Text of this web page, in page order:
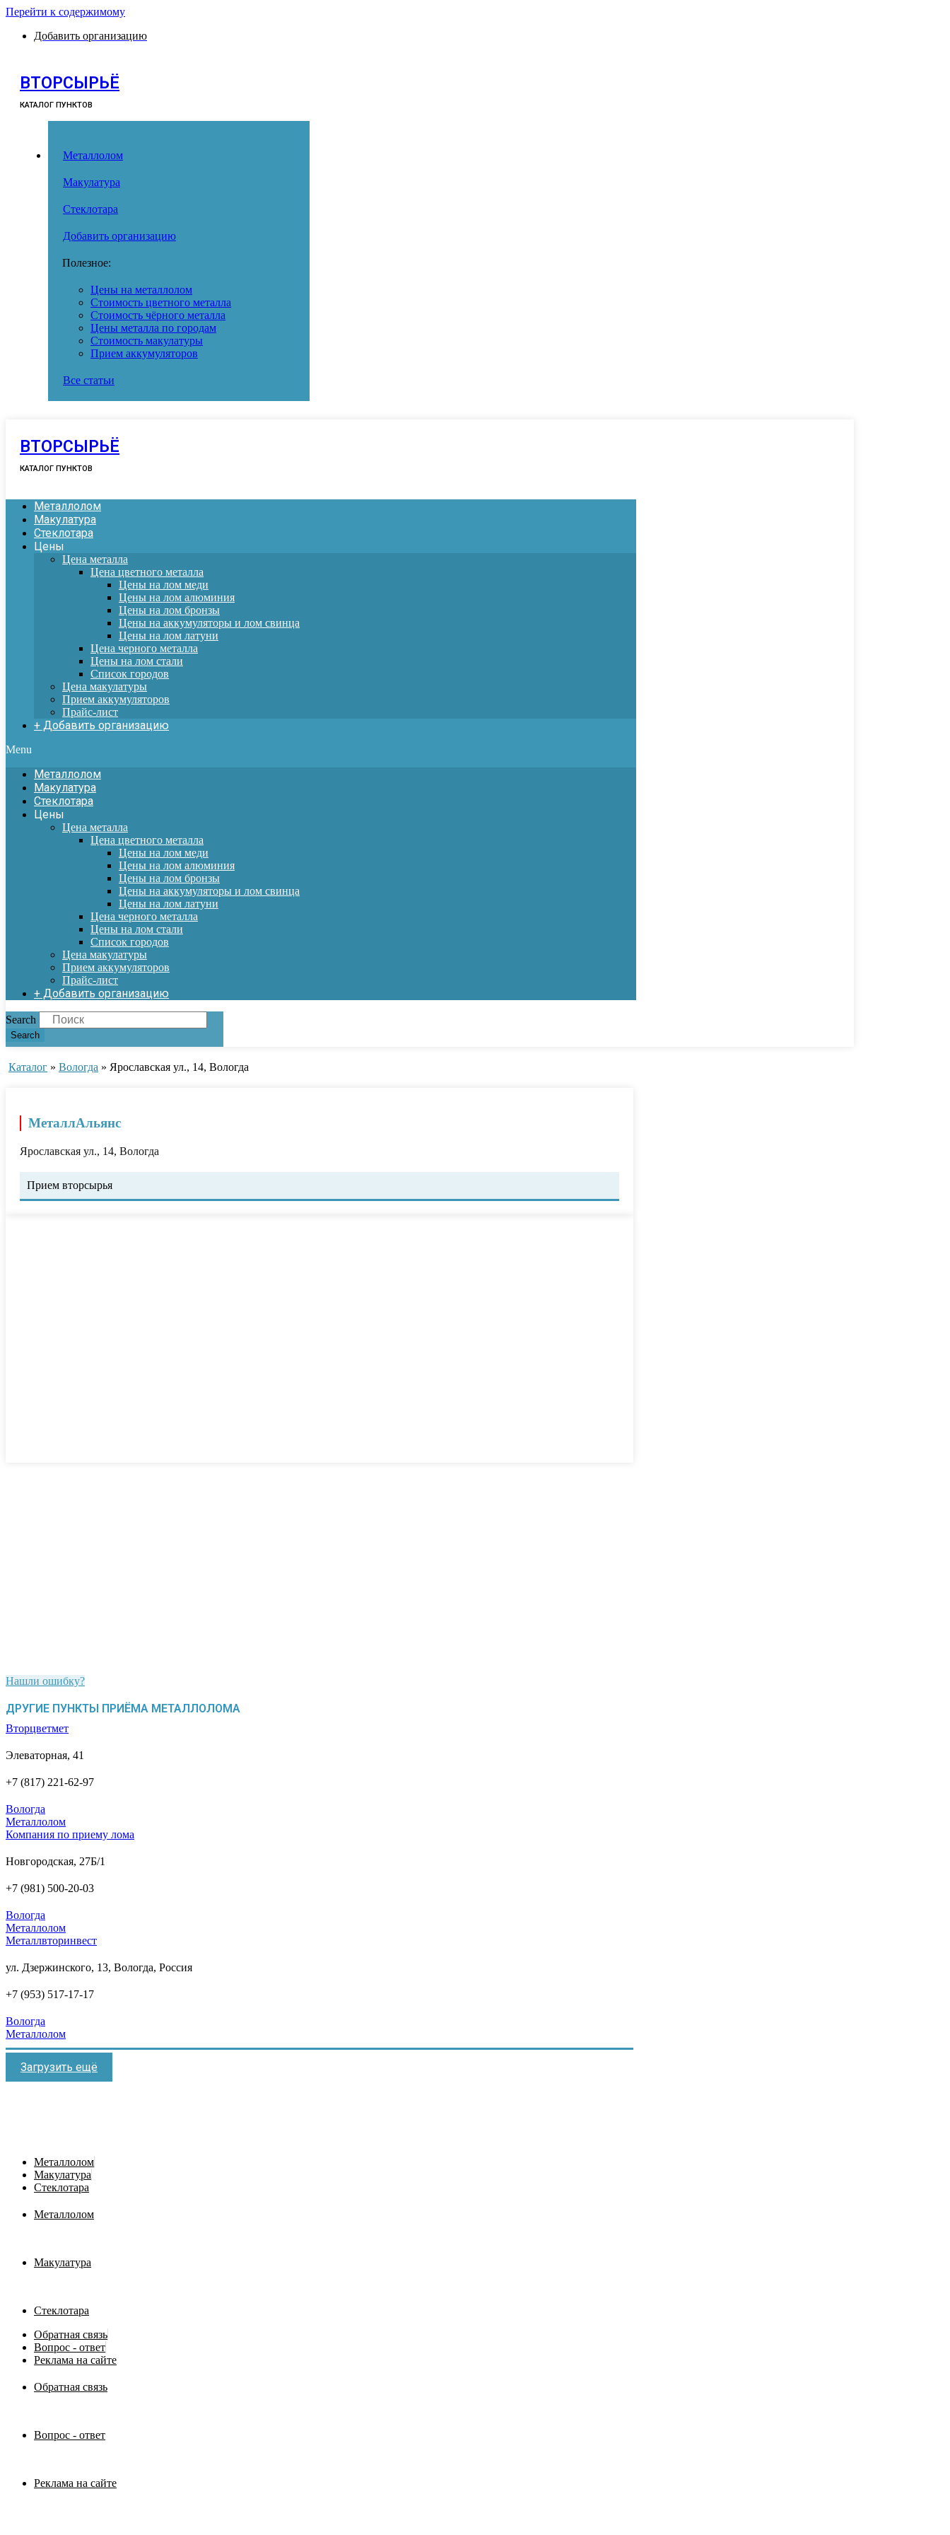
Перейти к содержимому
Добавить организацию
ВТОРСЫРЬЁ
КАТАЛОГ ПУНКТОВ
Металлолом
Макулатура
Стеклотара
Добавить организацию
Полезное:
Цены на металлолом
Стоимость цветного металла
Стоимость чёрного металла
Цены металла по городам
Стоимость макулатуры
Прием аккумуляторов
Все статьи
ВТОРСЫРЬЁ
КАТАЛОГ ПУНКТОВ
Металлолом
Макулатура
Стеклотара
Цены
Цена металла
Цена цветного металла
Цены на лом меди
Цены на лом алюминия
Цены на лом бронзы
Цены на аккумуляторы и лом свинца
Цены на лом латуни
Цена черного металла
Цены на лом стали
Список городов
Цена макулатуры
Прием аккумуляторов
Прайс-лист
+ Добавить организацию
Menu
Металлолом
Макулатура
Стеклотара
Цены
Цена металла
Цена цветного металла
Цены на лом меди
Цены на лом алюминия
Цены на лом бронзы
Цены на аккумуляторы и лом свинца
Цены на лом латуни
Цена черного металла
Цены на лом стали
Список городов
Цена макулатуры
Прием аккумуляторов
Прайс-лист
+ Добавить организацию
Search
Search
Каталог » Вологда » Ярославская ул., 14, Вологда
МеталлАльянс
Ярославская ул., 14, Вологда
Прием вторсырья
Нашли ошибку?
ДРУГИЕ ПУНКТЫ ПРИЁМА МЕТАЛЛОЛОМА
Вторцветмет
Элеваторная, 41
+7 (817) 221-62-97
Вологда
Металлолом
Компания по приему лома
Новгородская, 27Б/1
+7 (981) 500-20-03
Вологда
Металлолом
Металлвторинвест
ул. Дзержинского, 13, Вологда, Россия
+7 (953) 517-17-17
Вологда
Металлолом
Загрузить ещё
Металлолом
Макулатура
Стеклотара
Металлолом
Макулатура
Стеклотара
Обратная связь
Вопрос - ответ
Реклама на сайте
Обратная связь
Вопрос - ответ
Реклама на сайте